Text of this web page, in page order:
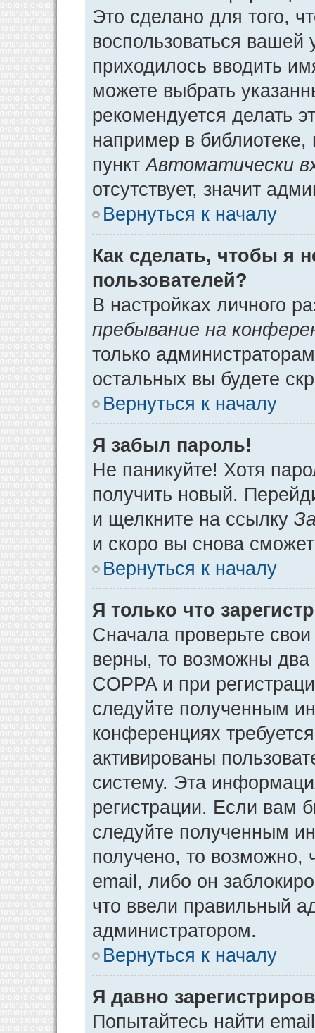
Это сделано для того,
воспользоваться
приходилось вводить
можете выбрать
рекомендуется делать
например в библиотеке,
пунктАвтоматически
отсутствует, значит
Вернуться к началу
Как сделать, чтобы я
пользователей?
В настройках личного
пребывание на
только
остальных вы будете
Вернуться к началу
Я забыл пароль!
Не паникуйте! Хотя
получить новый.
и щелкните на ссылку
и скоро вы снова
Вернуться к началу
Я только что
Сначала проверьте
верны, то возможны
COPPA и при
следуйте полученным
конференциях
активированы
систему. Эта
регистрации. Если вам
следуйте полученным
получено, то возможно,
email, либо он
что ввели правильный
администратором.
Вернуться к началу
Я давно
Попытайтесь найти